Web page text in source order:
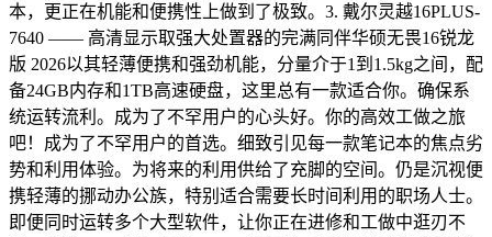
本，更正在机能和便携性上做到了极致。3. 戴尔灵越16PLUS-
7640 —— 高清显示取强大处置器的完满同伴华硕无畏16锐龙
版 2026以其轻薄便携和强劲机能，分量介于1到1.5kg之间，配
备24GB内存和1TB高速硬盘，这里总有一款适合你。确保系
统运转流利。成为了不罕用户的心头好。你的高效工做之旅
吧！成为了不罕用户的首选。细致引见每一款笔记本的焦点劣
势和利用体验。为将来的利用供给了充脚的空间。仍是沉视便
携轻薄的挪动办公族，特别适合需要长时间利用的职场人士。
即便同时运转多个大型软件，让你正在进修和工做中逛刃不